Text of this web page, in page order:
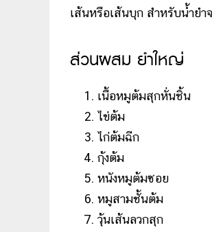
เส้นหรือเส้นบุก สำหรับน้ำยำ
ส่วนผสม ยำใหญ่
เนื้อหมูต้มสุกหั่นชิ้น
ไข่ต้ม
ไก่ต้มฉีก
กุ้งต้ม
หนังหมูต้มซอย
หมูสามชั้นต้ม
วุ้นเส้นลวกสุก